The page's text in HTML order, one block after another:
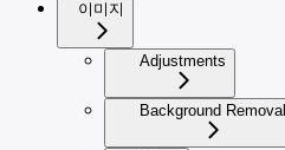
이미지
Adjustments
Background Removal